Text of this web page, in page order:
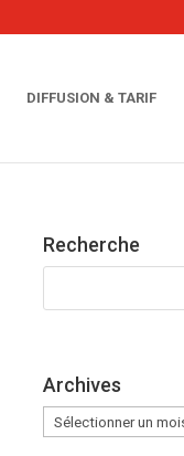
DIFFUSION & TARIF
Recherche
Archives
Archives